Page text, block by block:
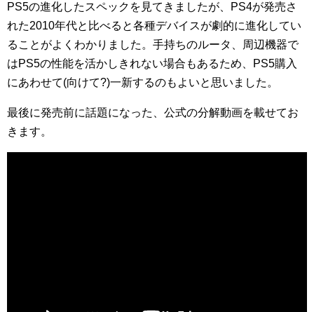
PS5の進化したスペックを見てきましたが、PS4が発売さ
れた2010年代と比べると各種デバイスが劇的に進化してい
ることがよくわかりました。手持ちのルータ、周辺機器で
はPS5の性能を活かしきれない場合もあるため、PS5購入
にあわせて(向けて?)一新するのもよいと思いました。
最後に発売前に話題になった、公式の分解動画を載せてお
きます。